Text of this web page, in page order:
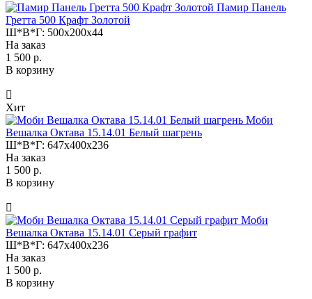
Памир Панель
Гретта 500 Крафт Золотой
Ш*В*Г: 500x200x44
На заказ
1 500 р.
В корзину
Хит
Моби
Вешалка Октава 15.14.01 Белый шагрень
Ш*В*Г: 647x400x236
На заказ
1 500 р.
В корзину
Моби
Вешалка Октава 15.14.01 Серый графит
Ш*В*Г: 647x400x236
На заказ
1 500 р.
В корзину